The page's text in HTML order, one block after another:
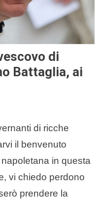
di
Battaglia, ai
di ricche
il benvenuto
in questa
vi chiedo perdono
prendere la